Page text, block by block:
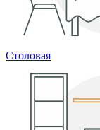
Столовая